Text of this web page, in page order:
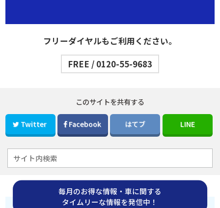
フリーダイヤルもご利用ください。
FREE / 0120-55-9683
このサイトを共有する
Twitter Facebook はてブ LINE
毎月のお得な情報・車に関する
タイムリーな情報を発信中！